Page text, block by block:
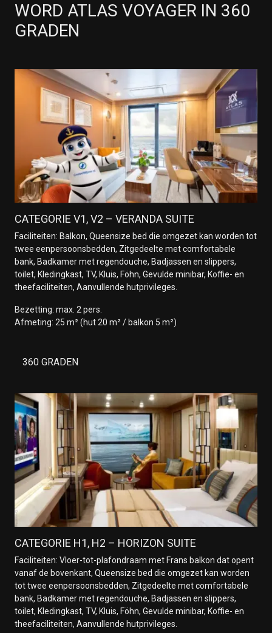
WORD ATLAS VOYAGER IN 360
GRADEN
CATEGORIE V1, V2 – VERANDA SUITE
Faciliteiten: Balkon, Queensize bed die omgezet kan worden tot
twee eenpersoonsbedden, Zitgedeelte met comfortabele
bank, Badkamer met regendouche, Badjassen en slippers,
toilet, Kledingkast, TV, Kluis, Föhn, Gevulde minibar, Koffie- en
theefaciliteiten, Aanvullende hutprivileges.
Bezetting: max. 2 pers.
Afmeting: 25 m² (hut 20 m² / balkon 5 m²)
360 GRADEN
CATEGORIE H1, H2 – HORIZON SUITE
Faciliteiten: Vloer-tot-plafondraam met Frans balkon dat opent
vanaf de bovenkant, Queensize bed die omgezet kan worden
tot twee eenpersoonsbedden, Zitgedeelte met comfortabele
bank, Badkamer met regendouche, Badjassen en slippers,
toilet, Kledingkast, TV, Kluis, Föhn, Gevulde minibar, Koffie- en
theefaciliteiten, Aanvullende hutprivileges.